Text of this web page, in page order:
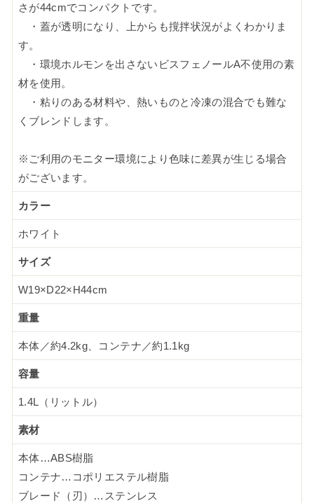
さが44cmでコンパクトです。
・蓋が透明になり、上からも撹拌状況がよくわかりま
す。
・環境ホルモンを出さないビスフェノールA不使用の素
材を使用。
・粘りのある材料や、熱いものと冷凍の混合でも難な
くブレンドします。
※ご利用のモニター環境により色味に差異が生じる場合
がございます。
カラー
ホワイト
サイズ
W19×D22×H44cm
重量
本体／約4.2kg、コンテナ／約1.1kg
容量
1.4L（リットル）
素材
本体…ABS樹脂
コンテナ…コポリエステル樹脂
ブレード（刃）…ステンレス